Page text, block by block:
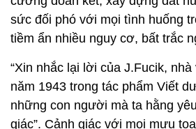
sức đối phó với mọi tình huống
tiềm ẩn nhiều nguy cơ, bất trắc
“Xin nhắc lại lời của J.Fucik,
năm 1943 trong tác phẩm Viết
những con người mà ta hằng
giác”. Cảnh giác với mọi mưu